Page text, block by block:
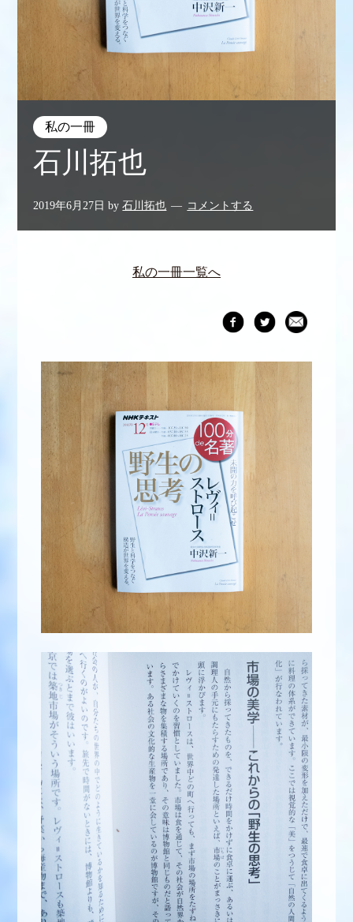
私の一冊
石川拓也
2019年6月27日 by石川拓也 コメントする
私の一冊一覧へ